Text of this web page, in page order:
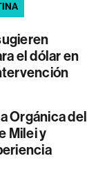
el dólar en
Orgánica del
Milei y